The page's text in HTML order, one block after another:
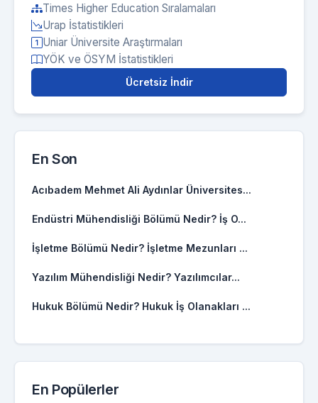
Times Higher Education Sıralamaları
Urap İstatistikleri
Uniar Üniversite Araştırmaları
YÖK ve ÖSYM İstatistikleri
Ücretsiz İndir
En Son
Acıbadem Mehmet Ali Aydınlar Üniversites...
Endüstri Mühendisliği Bölümü Nedir? İş O...
İşletme Bölümü Nedir? İşletme Mezunları ...
Yazılım Mühendisliği Nedir? Yazılımcılar...
Hukuk Bölümü Nedir? Hukuk İş Olanakları ...
En Popülerler